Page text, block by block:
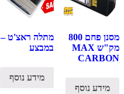
מסנן פחם 800
מק"ש MAX
CARBON
מידע נוסף
מתלה ראצ'ט –
במבצע
מידע נוסף